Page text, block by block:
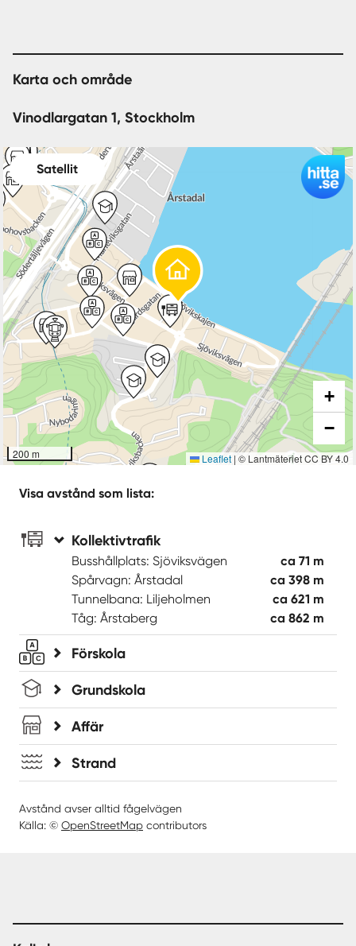
Karta och område
Vinodlargatan 1, Stockholm
Satellit
200 m
+
−
Leaflet | © Lantmäteriet CC BY 4.0
Visa avstånd som lista:
Kollektivtrafik
Busshållplats: Sjöviksvägen
ca 71 m
Spårvagn: Årstadal
ca 398 m
Tunnelbana: Liljeholmen
ca 621 m
Tåg: Årstaberg
ca 862 m
Förskola
Grundskola
Affär
Strand
Avstånd avser alltid fågelvägen
Källa: © OpenStreetMap contributors